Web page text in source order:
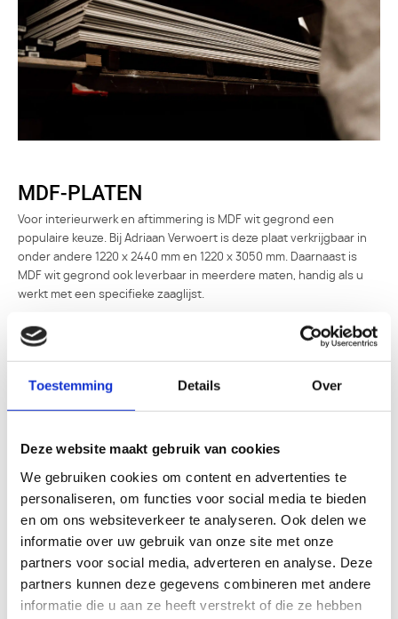
Toestemming Details Over
Deze website maakt gebruik van cookies
We gebruiken cookies om content en advertenties te
personaliseren, om functies voor social media te bieden
en om ons websiteverkeer te analyseren. Ook delen we
informatie over uw gebruik van onze site met onze
partners voor social media, adverteren en analyse. Deze
partners kunnen deze gegevens combineren met andere
informatie die u aan ze heeft verstrekt of die ze hebben
MDF-PLATEN
Voor interieurwerk en aftimmering is MDF wit gegrond een
populaire keuze. Bij Adriaan Verwoert is deze plaat verkrijgbaar in
onder andere 1220 x 2440 mm en 1220 x 3050 mm. Daarnaast is
MDF wit gegrond ook leverbaar in meerdere maten, handig als u
werkt met een specifieke zaaglijst.